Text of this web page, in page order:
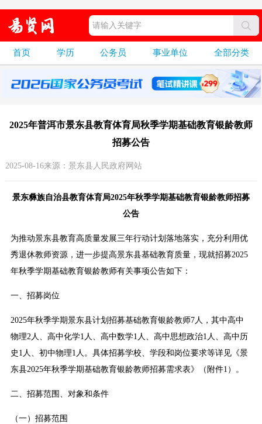
首页 学历 公务员 事业单位 全部分类
2025年普洱市景东县教育体育局秋季学期基础教育银龄教师
招募公告
2025-08-16来源：景东县人民政府网站
景东彝族自治县教育体育局2025年秋季学期基础教育银龄教师招募
公告
为推动景东县教育高质量发展三年行动计划落地落实，充分利用优
秀退休教师资源，进一步提高景东县基础教育质量，现就招募2025
年秋季学期基础教育银龄教师有关事项公告如下：
一、招募岗位
2025年秋季学期景东县计划招募基础教育银龄教师7人，其中高中
物理2人、高中化学1人、高中数学1人、高中思想政治1人、高中历
史1人、初中物理1人。具体招募学校、学段和岗位要求等详见《景
东县2025年秋季学期基础教育银龄教师招募需求表》（附件1）。
二、招募范围、对象和条件
（一）招募范围